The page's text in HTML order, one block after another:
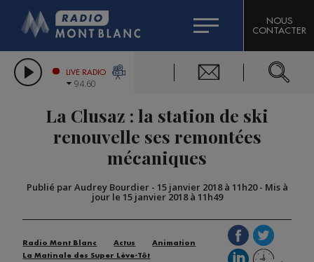
LES CHRONIQUES DE L'EXPERT
CITIZEN MACHINERY
GRAND MASSIF DOMAINES SKIABLES
BIGARD
COMPAGNIE DU MONT-BLANC
NOUS
CONTACTER
LIVE RADIO
94.60
La Clusaz : la station de ski
renouvelle ses remontées
mécaniques
Publié par Audrey Bourdier- 15 janvier 2018 à 11h20- Mis à
jour le 15 janvier 2018 à 11h49
Radio Mont Blanc Actus
Animation
La Matinale des Super Lève-Tôt